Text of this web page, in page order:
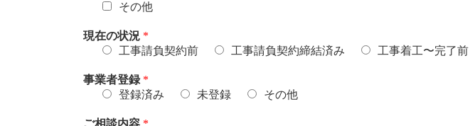
その他
現在の状況 *
工事請負契約前
工事請負契約締結済み 工事着工〜完了前
事業者登録 *
登録済み
未登録 その他